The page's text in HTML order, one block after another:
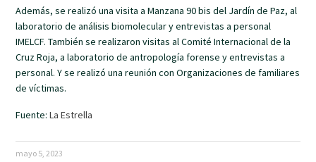
Además, se realizó una visita a Manzana 90 bis del Jardín de Paz, al
laboratorio de análisis biomolecular y entrevistas a personal
IMELCF. También se realizaron visitas al Comité Internacional de la
Cruz Roja, a laboratorio de antropología forense y entrevistas a
personal. Y se realizó una reunión con Organizaciones de familiares
de víctimas.
Fuente:La Estrella
mayo 5, 2023